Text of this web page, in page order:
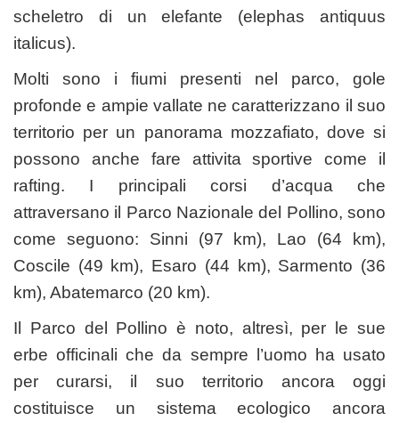
scheletro di un elefante (elephas antiquus
italicus).
Molti sono i fiumi presenti nel parco, gole
profonde e ampie vallate ne caratterizzano il suo
territorio per un panorama mozzafiato, dove si
possono anche fare attivita sportive come il
rafting. I principali corsi d’acqua che
attraversano il Parco Nazionale del Pollino, sono
come seguono: Sinni (97 km), Lao (64 km),
Coscile (49 km), Esaro (44 km), Sarmento (36
km), Abatemarco (20 km).
Il Parco del Pollino è noto, altresì, per le sue
erbe officinali che da sempre l’uomo ha usato
per curarsi, il suo territorio ancora oggi
costituisce un sistema ecologico ancora